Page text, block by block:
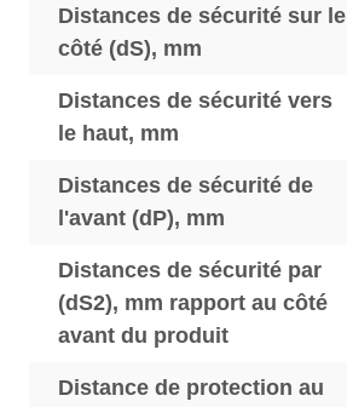
Distances de sécurité sur le
côté (dS), mm
Distances de sécurité vers
le haut, mm
Distances de sécurité de
l'avant (dP), mm
Distances de sécurité par
(dS2), mm rapport au côté
avant du produit
Distance de protection au